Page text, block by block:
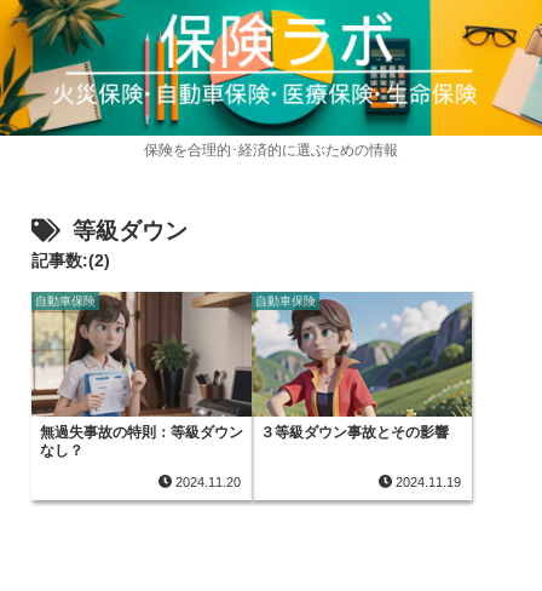
保険を合理的･経済的に選ぶための情報
等級ダウン
記事数:(2)
自動車保険
無過失事故の特則：等級ダウン
なし？
2024.11.20
自動車保険
３等級ダウン事故とその影響
2024.11.19